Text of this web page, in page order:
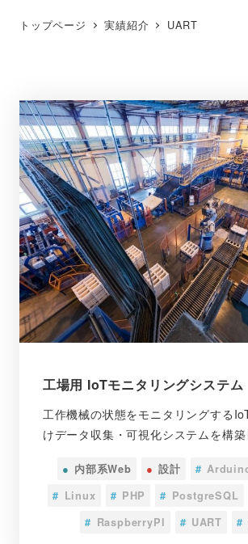
トップページ 実績紹介 UART
工場用 IoTモニタリングシステム
工作機械の状態をモニタリングする
けデータ収集・可視化システムを構築
● 内部系Web ● 設計 #
# Linux # PHP # PostgreSQL
# RaspberryPI # UART #